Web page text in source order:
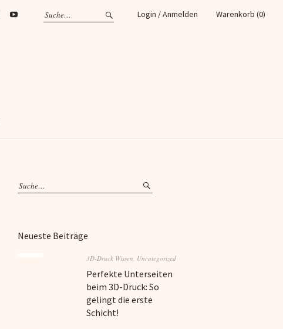
Login / Anmelden Warenkorb (0)
Neueste Beiträge
3D-Druck Wissen Uncategorized
Perfekte Unterseiten
beim 3D-Druck: So
gelingt die erste
Schicht!